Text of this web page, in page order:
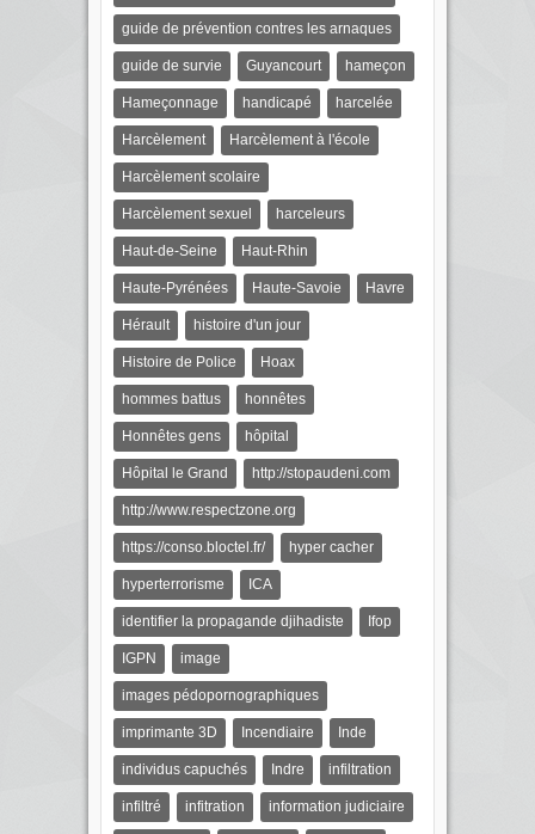
guide de prévention contres les arnaques
guide de survie Guyancourt hameçon
Hameçonnage handicapé harcelée
Harcèlement Harcèlement à l'école
Harcèlement scolaire
Harcèlement sexuel harceleurs
Haut-de-Seine Haut-Rhin
Haute-Pyrénées Haute-Savoie Havre
Hérault histoire d'un jour
Histoire de Police Hoax
hommes battus honnêtes
Honnêtes gens hôpital
Hôpital le Grand http://stopaudeni.com
http://www.respectzone.org
https://conso.bloctel.fr/ hyper cacher
hyperterrorisme ICA
identifier la propagande djihadiste Ifop
IGPN image
images pédopornographiques
imprimante 3D Incendiaire Inde
individus capuchés Indre infiltration
infiltré infitration information judiciaire